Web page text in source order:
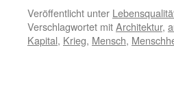
Veröffentlicht unter
Verschlagwortet mitArchitektur,
Kapital, Krieg, Mensch,